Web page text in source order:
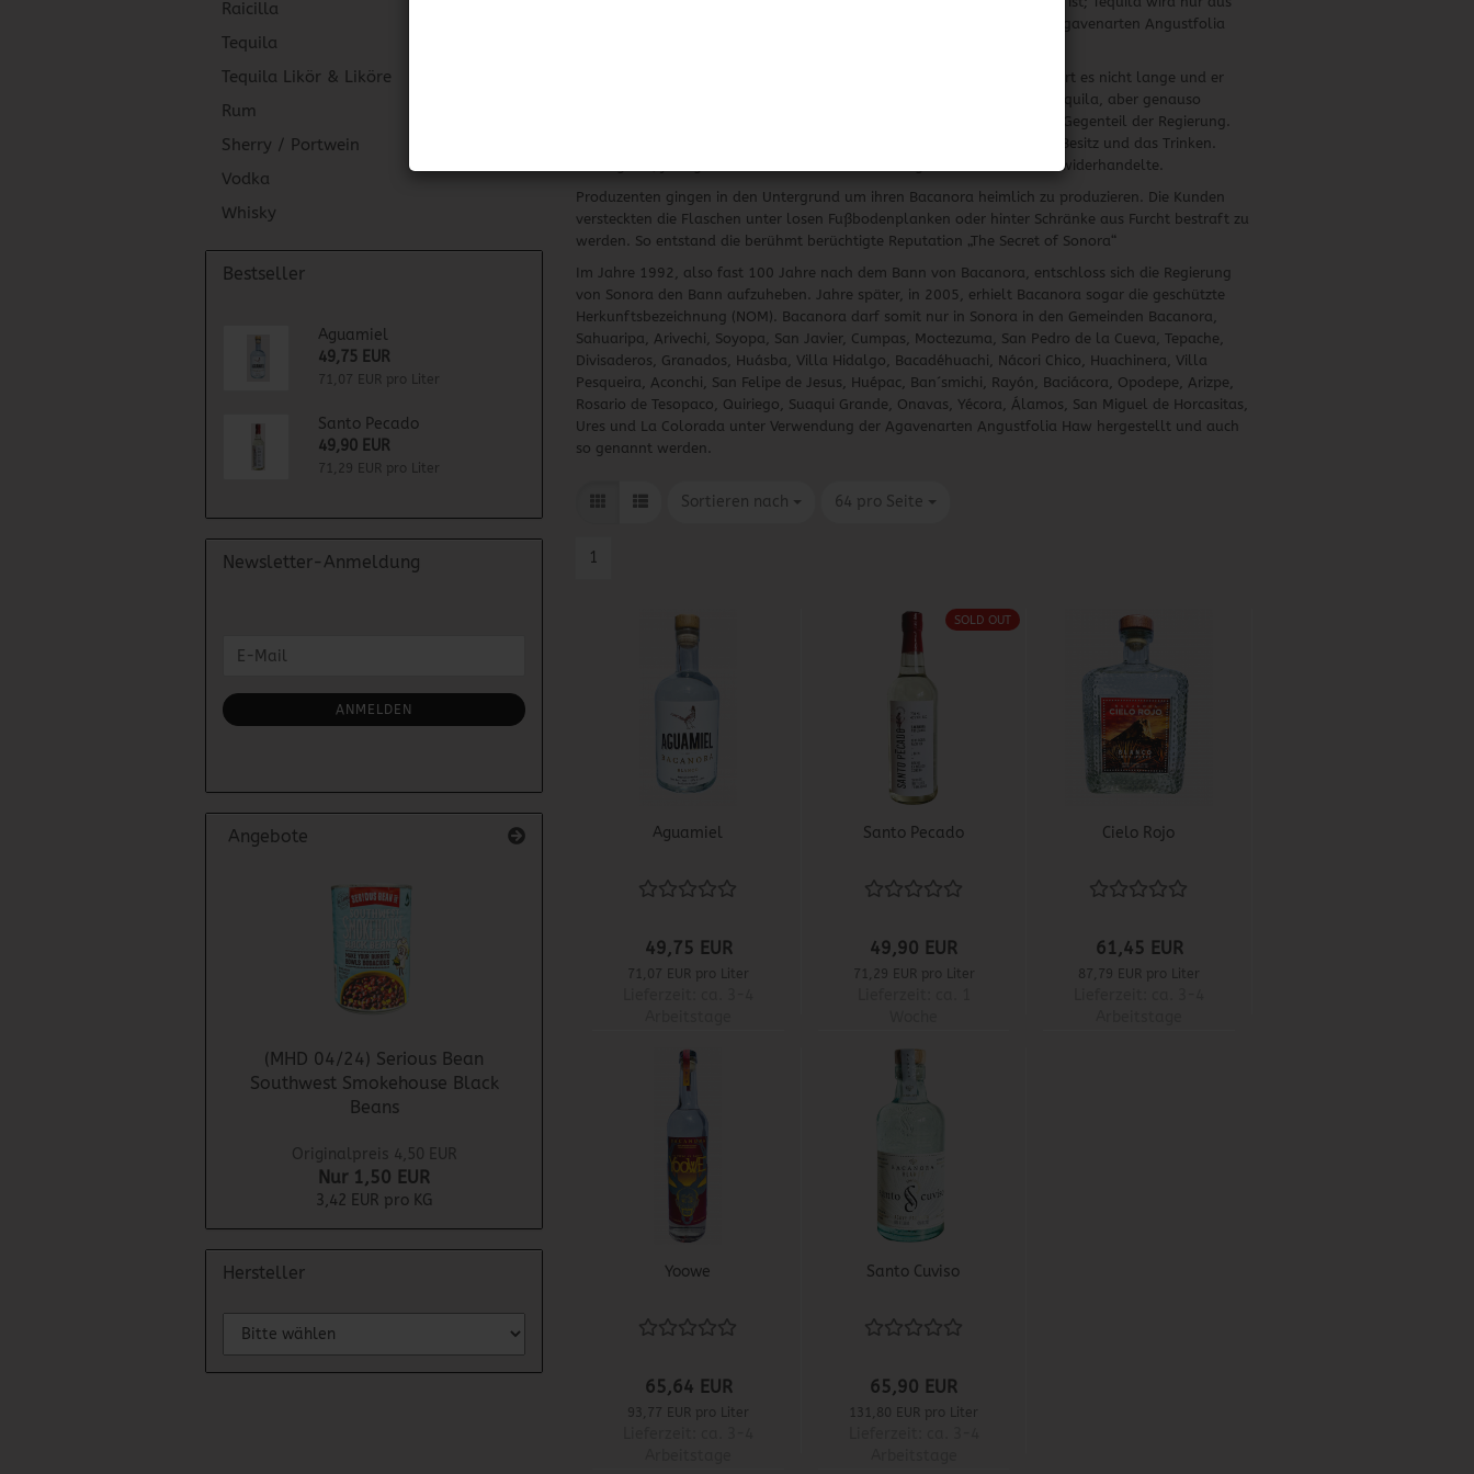
der blauen Weber Agave, Bacanora nur aus der in Sonora heimischen Agavenarten Angustfolia
Als der Bacanora vor rund 300 Jahren das Licht der Welt erblickte dauert es nicht lange und er
erfreute sich großer Beliebtheit. Sanfter als Mezcal und rauchiger als Tequila, aber genauso
kraftvoll wie beide... Das gefiel der wachsenden Fangemeinde ganz im Gegenteil der Regierung.
Diese ging sogar so weit und verbot Anfang 1900 die Herstellung, den Besitz und das Trinken.
Gefängnis-, ja sogar Todesstrafen wurden verhängt wer dem Verbot zuwiderhandelte.
Produzenten gingen in den Untergrund um ihren Bacanora heimlich zu produzieren. Die Kunden
versteckten die Flaschen unter losen Fußbodenplanken oder hinter Schränke aus Furcht bestraft zu
werden. So entstand die berühmt berüchtigte Reputation „The Secret of Sonora“
Im Jahre 1992, also fast 100 Jahre nach dem Bann von Bacanora, entschloss sich die Regierung
von Sonora den Bann aufzuheben. Jahre später, in 2005, erhielt Bacanora sogar die geschützte
Herkunftsbezeichnung (NOM). Bacanora darf somit nur in Sonora in den Gemeinden Bacanora,
Sahuaripa, Arivechi, Soyopa, San Javier, Cumpas, Moctezuma, San Pedro de la Cueva, Tepache,
Divisaderos, Granados, Huásba, Villa Hidalgo, Bacadéhuachi, Nácori Chico, Huachinera, Villa
Pesqueira, Aconchi, San Felipe de Jesus, Huépac, Ban´smichi, Rayón, Baciácora, Opodepe, Arizpe,
Rosario de Tesopaco, Quiriego, Suaqui Grande, Onavas, Yécora, Álamos, San Miguel de Horcasitas,
Ures und La Colorada unter Verwendung der Agavenarten Angustfolia Haw hergestellt und auch
so genannt werden.
Sortieren nach
Sortieren nach 64 pro Seite
pro Seite
1
Aguamiel
49,75 EUR
71,07 EUR pro Liter
SOLD OUT
Santo Pecado
49,90 EUR
71,29 EUR pro Liter
Cielo Rojo
61,45 EUR
87,79 EUR pro Liter
Yoowe
65,64 EUR
93,77 EUR pro Liter
Santo Cuviso
65,90 EUR
131,80 EUR pro Liter
Raicilla
Tequila
Tequila Likör & Liköre
Rum
Sherry / Portwein
Vodka
Whisky
Bestseller
Aguamiel
49,75 EUR
71,07 EUR pro Liter
Santo Pecado
49,90 EUR
71,29 EUR pro Liter
Newsletter-Anmeldung
ZUR
ANMELDUNG
E-
ANMELDEN
Angebote
(MHD 04/24) Serious Bean
Southwest Smokehouse Black
Beans
Originalpreis 4,50 EUR
Nur 1,50 EUR
3,42 EUR pro KG
Hersteller